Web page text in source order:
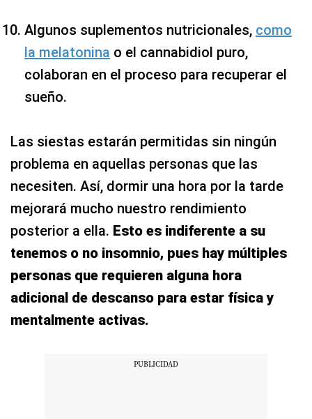
Algunos suplementos nutricionales, como
la melatonina o el cannabidiol puro,
colaboran en el proceso para recuperar el
sueño.
Las siestas estarán permitidas sin ningún
problema en aquellas personas que las
necesiten. Así, dormir una hora por la tarde
mejorará mucho nuestro rendimiento
posterior a ella. Esto es indiferente a su
tenemos o no insomnio, pues hay múltiples
personas que requieren alguna hora
adicional de descanso para estar física y
mentalmente activas.